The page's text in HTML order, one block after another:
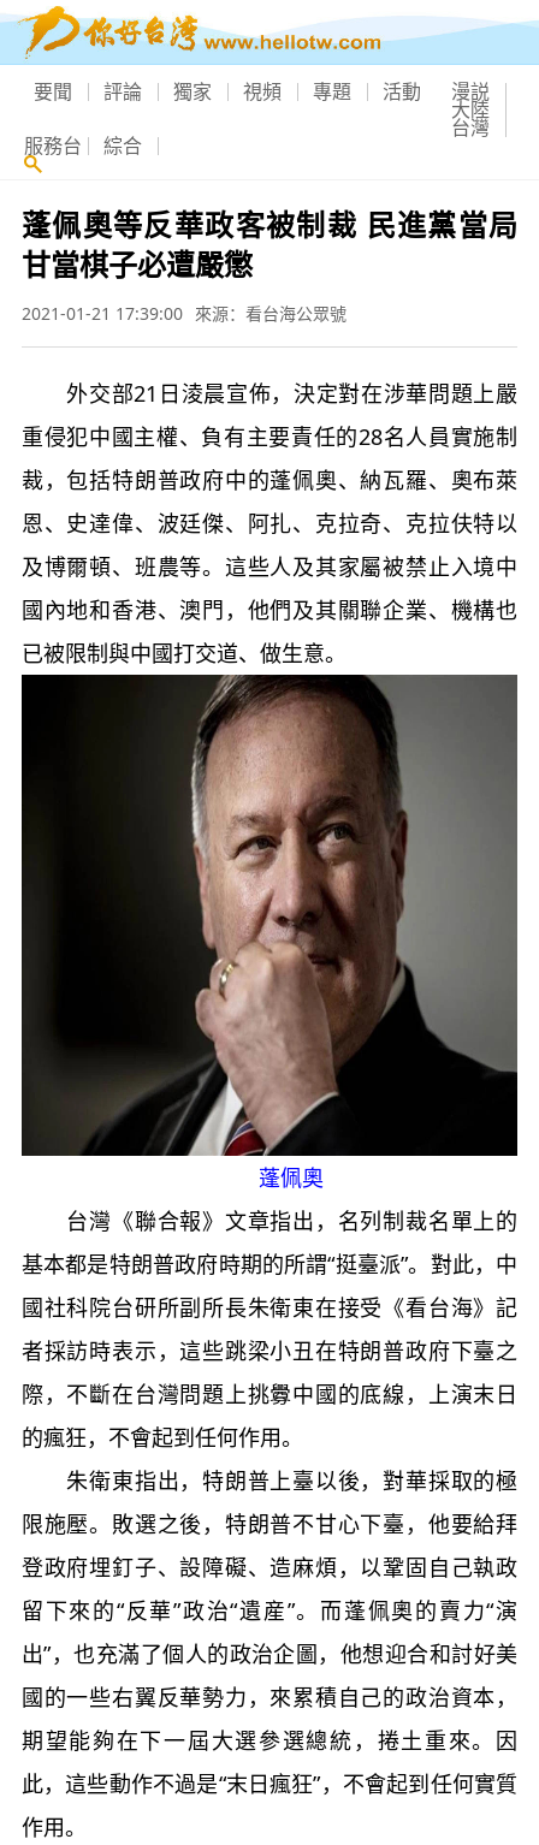
要聞 評論 獨家 視頻 專題 活動 漫説
大陸
台灣
服務台 綜合
蓬佩奧等反華政客被制裁 民進黨當局
甘當棋子必遭嚴懲
2021-01-21 17:39:00 來源：看台海公眾號
外交部21日淩晨宣佈，決定對在涉華問題上嚴
重侵犯中國主權、負有主要責任的28名人員實施制
裁，包括特朗普政府中的蓬佩奧、納瓦羅、奧布萊
恩、史達偉、波廷傑、阿扎、克拉奇、克拉伕特以
及博爾頓、班農等。這些人及其家屬被禁止入境中
國內地和香港、澳門，他們及其關聯企業、機構也
已被限制與中國打交道、做生意。
蓬佩奧
台灣《聯合報》文章指出，名列制裁名單上的
基本都是特朗普政府時期的所謂“挺臺派”。對此，中
國社科院台研所副所長朱衛東在接受《看台海》記
者採訪時表示，這些跳梁小丑在特朗普政府下臺之
際，不斷在台灣問題上挑釁中國的底線，上演末日
的瘋狂，不會起到任何作用。
朱衛東指出，特朗普上臺以後，對華採取的極
限施壓。敗選之後，特朗普不甘心下臺，他要給拜
登政府埋釘子、設障礙、造麻煩，以鞏固自己執政
留下來的“反華”政治“遺産”。而蓬佩奧的賣力“演
出”，也充滿了個人的政治企圖，他想迎合和討好美
國的一些右翼反華勢力，來累積自己的政治資本，
期望能夠在下一屆大選參選總統，捲土重來。因
此，這些動作不過是“末日瘋狂”，不會起到任何實質
作用。